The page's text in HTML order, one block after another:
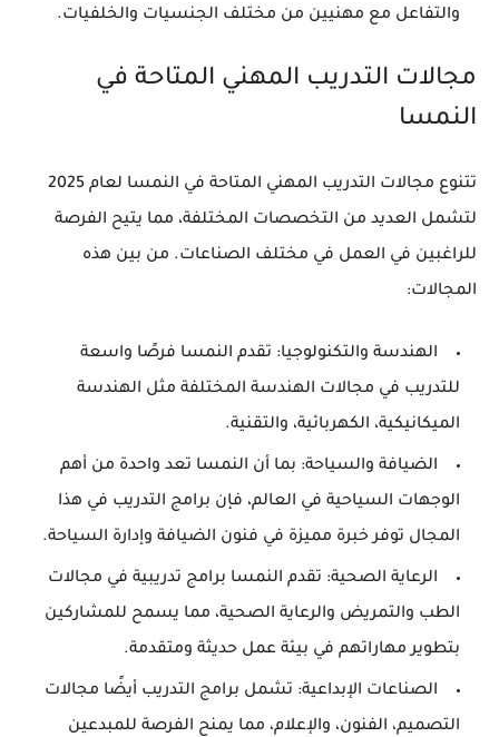
والتفاعل مع مهنيين من مختلف الجنسيات والخلفيات.
مجالات التدريب المهني المتاحة في
النمسا
تتنوع مجالات التدريب المهني المتاحة في النمسا لعام 2025
لتشمل العديد من التخصصات المختلفة، مما يتيح الفرصة
للراغبين في العمل في مختلف الصناعات. من بين هذه
المجالات:
الهندسة والتكنولوجيا: تقدم النمسا فرصًا واسعة
للتدريب في مجالات الهندسة المختلفة مثل الهندسة
الميكانيكية، الكهربائية، والتقنية.
الضيافة والسياحة: بما أن النمسا تعد واحدة من أهم
الوجهات السياحية في العالم، فإن برامج التدريب في هذا
المجال توفر خبرة مميزة في فنون الضيافة وإدارة السياحة.
الرعاية الصحية: تقدم النمسا برامج تدريبية في مجالات
الطب والتمريض والرعاية الصحية، مما يسمح للمشاركين
بتطوير مهاراتهم في بيئة عمل حديثة ومتقدمة.
الصناعات الإبداعية: تشمل برامج التدريب أيضًا مجالات
التصميم، الفنون، والإعلام، مما يمنح الفرصة للمبدعين